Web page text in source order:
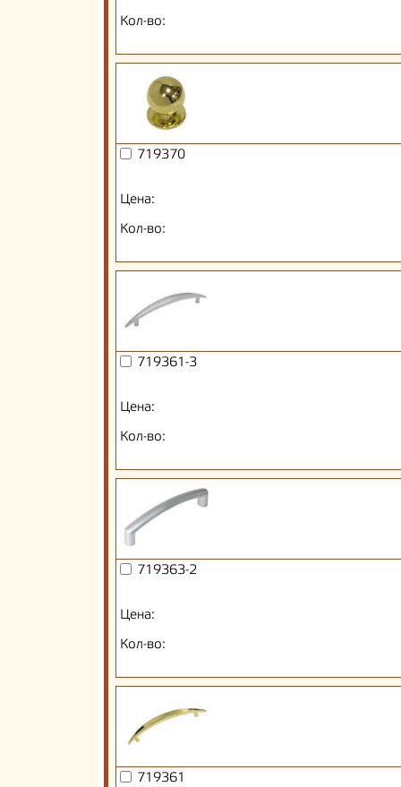
Кол-во:
719370
Цена:
Кол-во:
719361-3
Цена:
Кол-во:
719363-2
Цена:
Кол-во:
719361